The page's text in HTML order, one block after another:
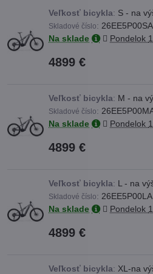
Veľkosť bicykla: S - na
Skladové číslo: 26EE5P00SA
Na sklade
Pondelok
4899 €
Veľkosť bicykla: M - na
Skladové číslo:
Na sklade
Pondelok
4899 €
Veľkosť bicykla: L - na
Skladové číslo: 26EE5P00LA
Na sklade
Pondelok
4899 €
Veľkosť bicykla: XL-na